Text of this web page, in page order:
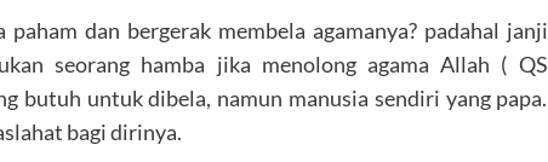
dan bergerak membela agamanya? padahal janji
seorang hamba jika menolong agama Allah ( QS
butuh untuk dibela, namun manusia sendiri yang papa.
bagi dirinya.